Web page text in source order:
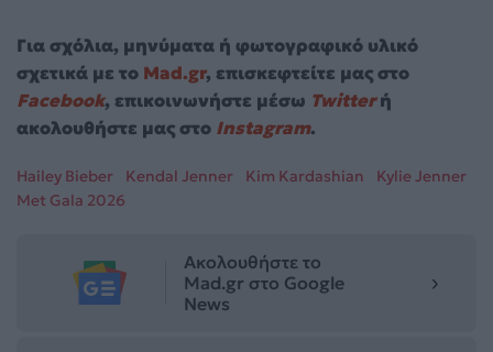
Για σχόλια, μηνύματα ή φωτογραφικό υλικό
σχετικά με το Mad.gr, επισκεφτείτε μας στο
Facebook, επικοινωνήστε μέσω Twitterή
ακολουθήστε μας στο Instagram.
Hailey Bieber Kendal Jenner Kim Kardashian
Kylie Jenner
Met Gala 2026
Ακολουθήστε το
Mad.gr στο Google
News